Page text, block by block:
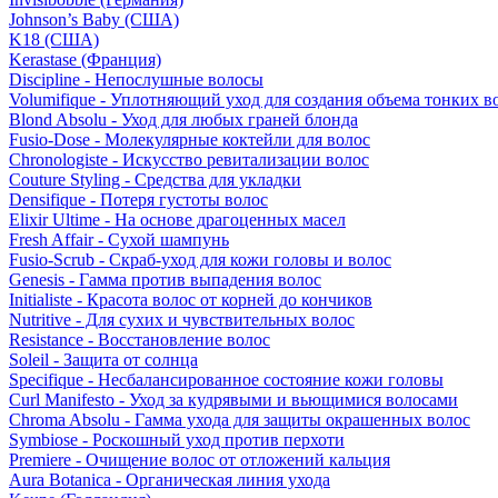
Johnson’s Baby (США)
K18 (США)
Kerastase (Франция)
Discipline - Непослушные волосы
Volumifique - Уплотняющий уход для создания объема тонких
Blond Absolu - Уход для любых граней блонда
Fusio-Dose - Молекулярные коктейли для волос
Chronologiste - Искусство ревитализации волос
Couture Styling - Средства для укладки
Densifique - Потеря густоты волос
Elixir Ultime - На основе драгоценных масел
Fresh Affair - Сухой шампунь
Fusio-Scrub - Скраб-уход для кожи головы и волос
Genesis - Гамма против выпадения волос
Initialiste - Красота волос от корней до кончиков
Nutritive - Для сухих и чувствительных волос
Resistance - Восстановление волос
Soleil - Защита от солнца
Specifique - Несбалансированное состояние кожи головы
Curl Manifesto - Уход за кудрявыми и вьющимися волосами
Chroma Absolu - Гамма ухода для защиты окрашенных волос
Symbiose - Роскошный уход против перхоти
Premiere - Очищение волос от отложений кальция
Aura Botanica - Органическая линия ухода